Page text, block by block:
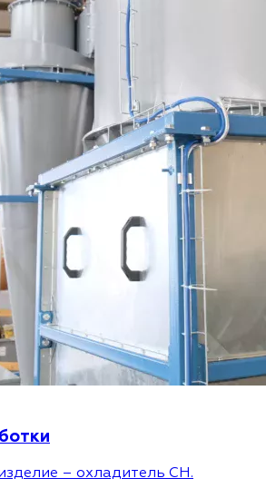
– охладитель CH.